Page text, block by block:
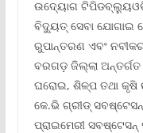
ଉଦ୍ୟୋଗ
ବିଦ୍ୟୁତ୍ ସେବା ଯୋଗାଇ
ରୁପାନ୍ତରଣ ଏବଂ
ବରଗଡ଼ ଜିଲ୍ଲା
ଘରୋଇ, ଶିଳ୍ପ ତଥା କୃଷି
କେ.ଭି ଗ୍ରୀଡ୍
ପ୍ରାଇମେରୀ